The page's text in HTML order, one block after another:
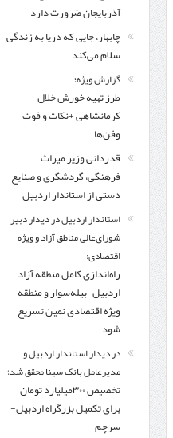
مهران شود
روایت
آذربایجان ضرورت دارد
چابهار، جایی که دریا به زندگی
سلام می‌کند
گزارش ویژه؛
طرز تهیه خورش خلال
کرمانشاهی +نکات و فوت
وفن‌ها
قدردانی وزیر میراث
فرهنگی، گردشگری و صنایع
دستی از استاندار اردبیل
استاندار اردبیل در دیدار دبیر
شورای‌عالی مناطق آزاد و ویژه
اقتصادی:
راه‌اندازی کامل منطقه آزاد
اردبیل-بیله‌سوار و منطقه
ویژه اقتصادی نمین تسریع
شود
در دیدار استاندار اردبیل و
مدیرعامل بانک سینا محقق شد؛
تخصیص ۳۰۰میلیارد تومان
برای تکمیل بزرگراه اردبیل-
سرچم